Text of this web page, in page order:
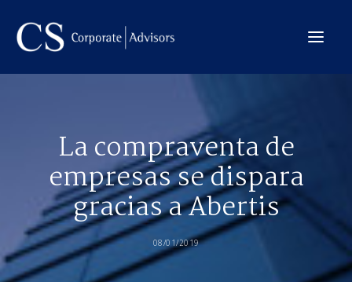
Internacional
Servicios
Equipo
Transacciones
La compraventa de
empresas se dispara
gracias a Abertis
08/01/2019